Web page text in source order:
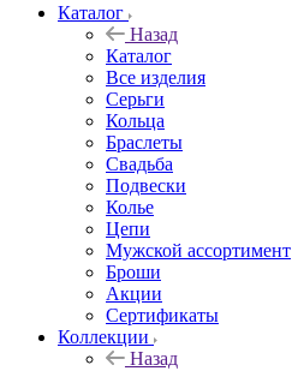
Каталог
Назад
Каталог
Все изделия
Серьги
Кольца
Браслеты
Свадьба
Подвески
Колье
Цепи
Мужской ассортимент
Броши
Акции
Сертификаты
Коллекции
Назад